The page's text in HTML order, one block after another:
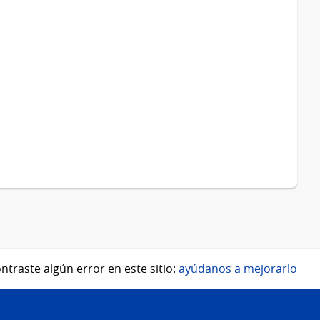
algún error en este sitio: ayúdanos a mejorarlo